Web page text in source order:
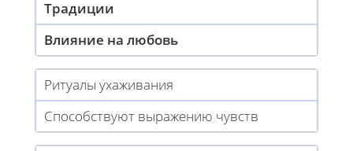
Традиции
Влияние на любовь
Ритуалы ухаживания
Способствуют выражению чувств